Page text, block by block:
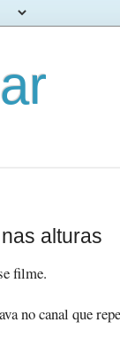
alturas
filme.
no canal que